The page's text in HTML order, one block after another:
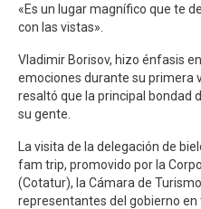
«Es un lugar magnífico que te
con las vistas».
Vladimir Borisov, hizo énfasis
emociones durante su primera
resaltó que la principal bondad
su gente.
La visita de la delegación de
fam trip, promovido por la
(Cotatur), la Cámara de
representantes del gobierno en